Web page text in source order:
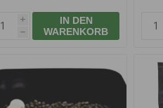
i
h
IN DEN
WARENKORB